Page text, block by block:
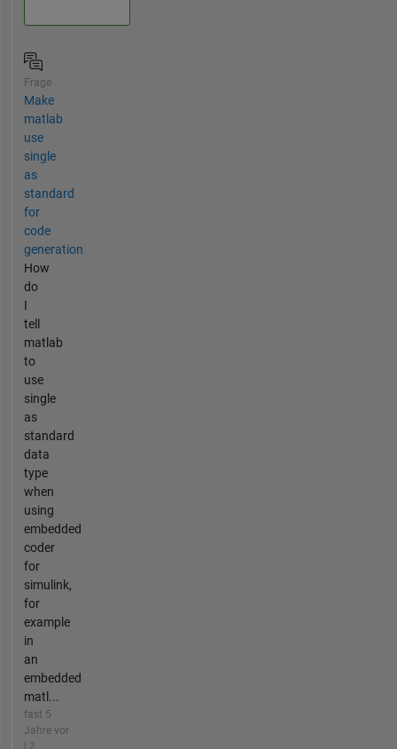
Frage
Make
matlab
use
single
as
standard
for
code
generation
How
do
I
tell
matlab
to
use
single
as
standard
data
type
when
using
embedded
coder
for
simulink,
for
example
in
an
embedded
matl...
fast 5
Jahre vor
| 2